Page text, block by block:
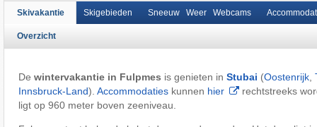
Skivakantie
Overzicht
Skigebieden Sneeuw Weer Webcams
De wintervakantie in Fulpmes is genieten in Stubai (Oostenrijk,
Innsbruck-Land). Accommodatieskunnen hier
rechtstreeks
ligt op 960 meter boven zeeniveau.